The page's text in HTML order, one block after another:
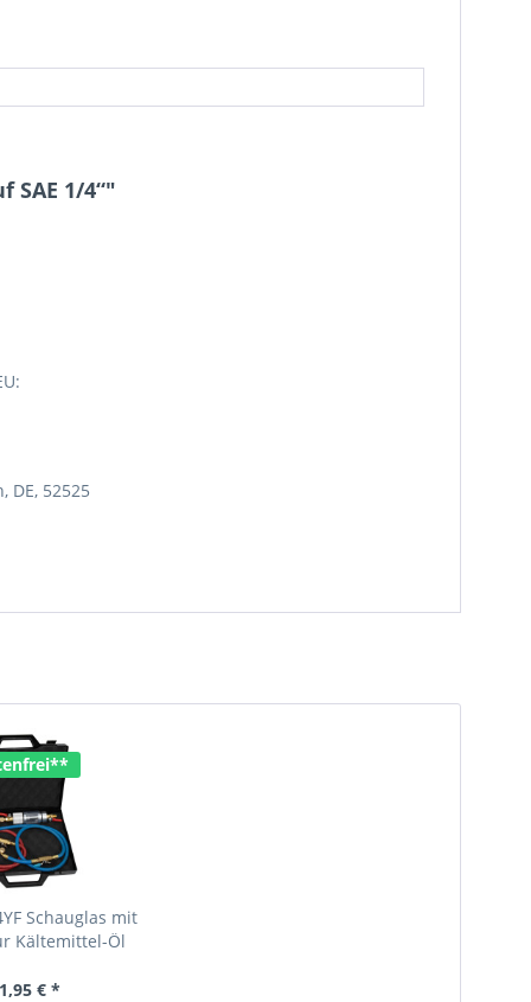
1/4“"
DE, 52525
Schauglas mit
Kältemittel-Öl
€ *